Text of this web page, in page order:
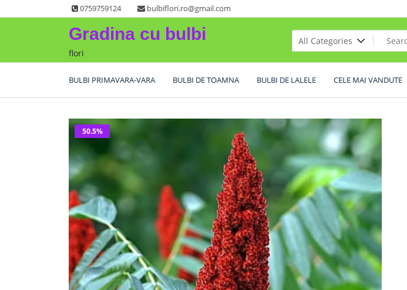
to
0759759124 bulbiflori.ro@gmail.com
Gradina cu bulbi
flori
BULBI PRIMAVARA-VARA BULBI DE TOAMNA BULBI DE LALELE CELE MAI VANDUTE
50.5%